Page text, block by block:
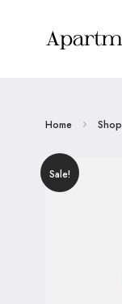
Home Shop
Sale!